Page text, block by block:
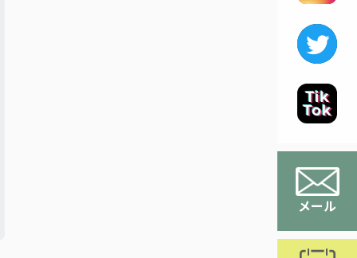
メール